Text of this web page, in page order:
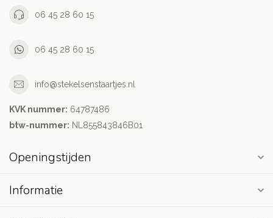
06 45 28 60 15
06 45 28 60 15
info@stekelsenstaartjes.nl
KVK nummer: 64787486
btw-nummer: NL855843846B01
Openingstijden
Informatie